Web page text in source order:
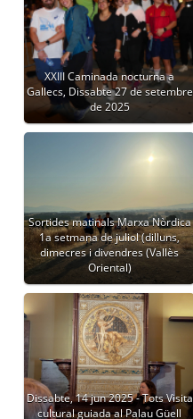
XXIII Caminada nocturna a
Gallecs, Dissabte 27 de setembre
de 2025
Sortides matinals Marxa Nòrdica
1a setmana de juliol (dilluns,
dimecres i divendres (Vallès
Oriental)
Dissabte, 14 jun 2025 - Tots Visita
cultural guiada al Palau Güell